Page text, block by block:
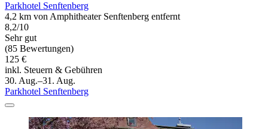
Parkhotel Senftenberg
4,2 km von Amphitheater Senftenberg entfernt
8,2/10
Sehr gut
(85 Bewertungen)
125 €
inkl. Steuern & Gebühren
30. Aug.–31. Aug.
Parkhotel Senftenberg